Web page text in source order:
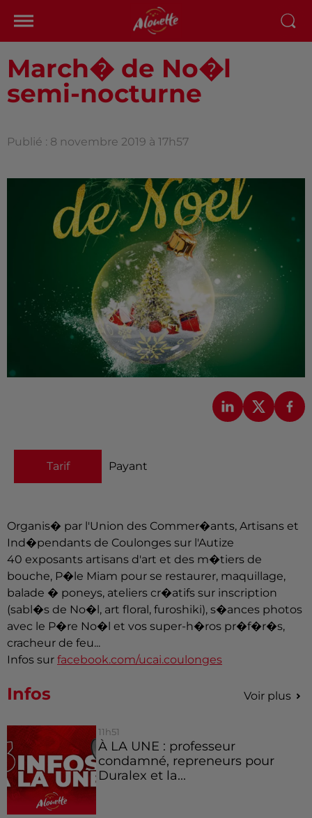
March� de No�l
semi-nocturne
Publié : 8 novembre 2019 à 17h57
Tarif Payant
Organis� par l'Union des Commer�ants, Artisans et
Ind�pendants de Coulonges sur l'Autize
40 exposants artisans d'art et des m�tiers de
bouche, P�le Miam pour se restaurer, maquillage,
balade � poneys, ateliers cr�atifs sur inscription
(sabl�s de No�l, art floral, furoshiki), s�ances photos
avec le P�re No�l et vos super-h�ros pr�f�r�s,
cracheur de feu...
Infos sur facebook.com/ucai.coulonges
Infos Voir plus
11h51
À LA UNE : professeur
condamné, repreneurs pour
Duralex et la...